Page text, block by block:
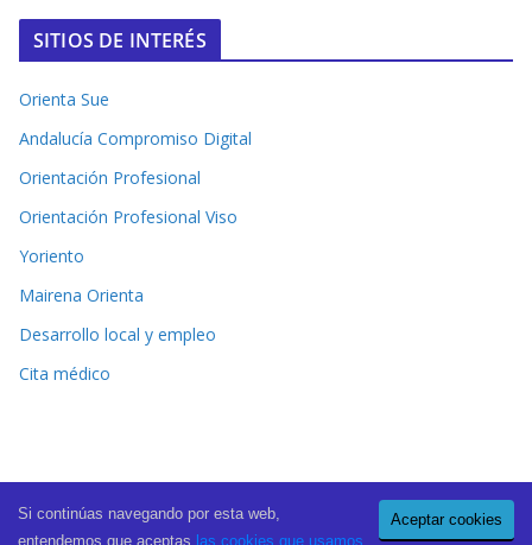
SITIOS DE INTERÉS
Orienta Sue
Andalucía Compromiso Digital
Orientación Profesional
Orientación Profesional Viso
Yoriento
Mairena Orienta
Desarrollo local y empleo
Cita médico
Copyright © 2026 El Periódico de Mairena . All rights reserved.
Aceptar cookies
Si continúas navegando por esta web,
entendemos que aceptas las cookies que usamos